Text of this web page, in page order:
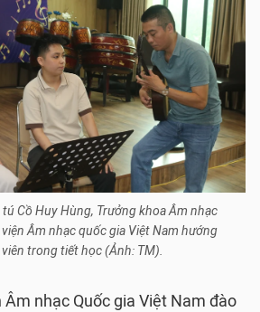
tú Cồ Huy Hùng, Trưởng khoa Âm nhạc
Âm nhạc quốc gia Việt Nam hướng
trong tiết học (Ảnh: TM).
Âm nhạc Quốc gia Việt Nam đào